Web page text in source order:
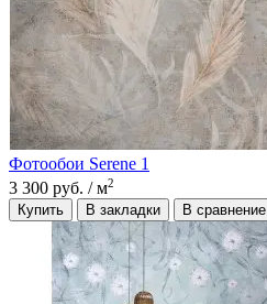
Фотообои Serene 1
3 300 руб. / м2
Купить В закладки В сравнение